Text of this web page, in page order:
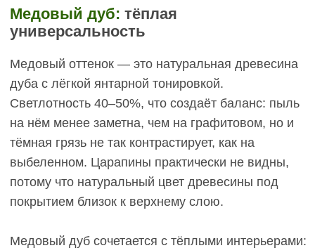
Выбор цвета паркета зависит от размера помещения, стиля
интерьера и условий эксплуатации
Уход за светлым и тёмным
паркетом:
реальные различия
Практичность цвета напрямую связана с
затратами времени и средств на уход. Разберём,
как отличается обслуживание светлой и тёмной
инженерной доски.
Светлый паркет можно пылесосить и протирать
зонах (гостиная, спальня), в прихожей —
Частота уборки